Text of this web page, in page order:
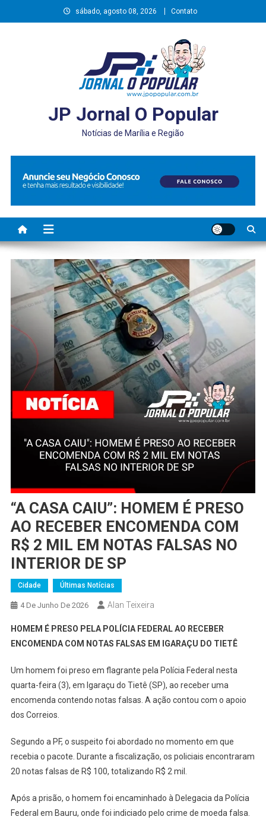
to
sábado, agosto 08, 2026 Contato
JP Jornal O Popular
Notícias de Marília e Região
“A CASA CAIU”: HOMEM É PRESO
AO RECEBER ENCOMENDA COM
R$ 2 MIL EM NOTAS FALSAS NO
INTERIOR DE SP
Cidade Últimas Notícias
4 De Junho De 2026 Alan Teixeira
HOMEM É PRESO PELA POLÍCIA FEDERAL AO RECEBER
ENCOMENDA COM NOTAS FALSAS EM IGARAÇU DO TIETÊ
Um homem foi preso em flagrante pela Polícia Federal nesta
quarta-feira (3), em Igaraçu do Tietê (SP), ao receber uma
encomenda contendo notas falsas. A ação contou com o apoio
dos Correios.
Segundo a PF, o suspeito foi abordado no momento em que
recebia o pacote. Durante a fiscalização, os policiais encontraram
20 notas falsas de R$ 100, totalizando R$ 2 mil.
Após a prisão, o homem foi encaminhado à Delegacia da Polícia
Federal em Bauru, onde foi indiciado pelo crime de moeda falsa.